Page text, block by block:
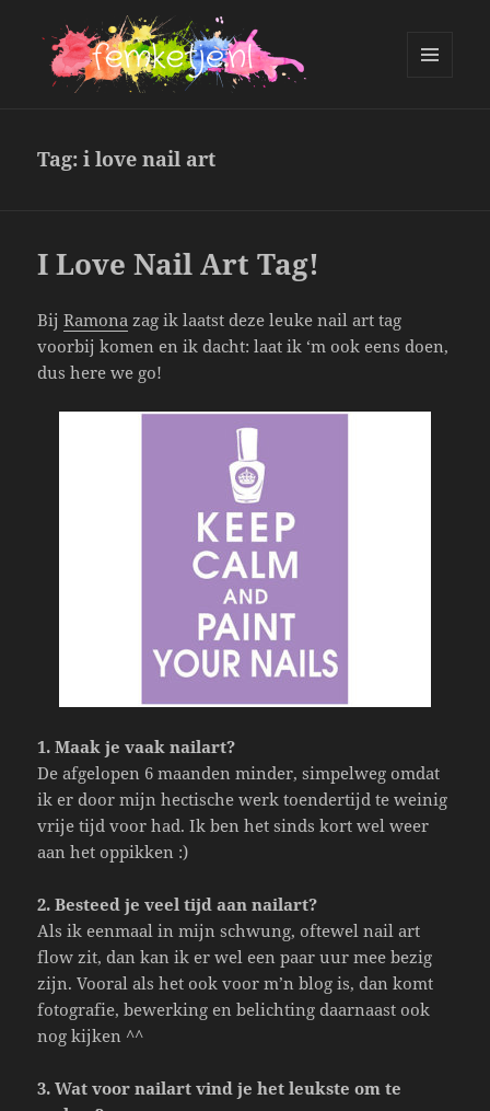
Tag:i love nail art
I Love Nail Art Tag!
BijRamona zag ik laatst deze leuke nail art tag
voorbij komen en ik dacht: laat ik ‘m ook eens doen,
dus here we go!
1. Maak je vaak nailart?
De afgelopen 6 maanden minder, simpelweg omdat
ik er door mijn hectische werk toendertijd te weinig
vrije tijd voor had. Ik ben het sinds kort wel weer
aan het oppikken :)
2. Besteed je veel tijd aan nailart?
Als ik eenmaal in mijn schwung, oftewel nail art
flow zit, dan kan ik er wel een paar uur mee bezig
zijn. Vooral als het ook voor m’n blog is, dan komt
fotografie, bewerking en belichting daarnaast ook
nog kijken ^^
3. Wat voor nailart vind je het leukste om te